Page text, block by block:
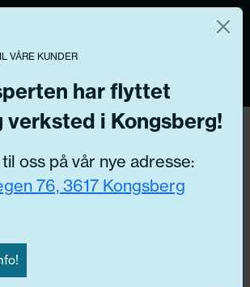
del til bilen din ved å legge inn
bruker teknologier,
«cookies» til å samle
deg for forskjellige formål, inkludert:
Markedsføring
gir du din tillatelse til alle disse
også velge formålet du vil
samtykket ditt til enhver tid ved
VÅRE KUNDER
har flyttet
verksted i Kongsberg!
oss på vår nye adresse:
76, 3617 Kongsberg